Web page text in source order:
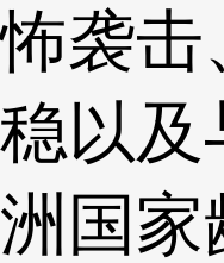
怖袭击
稳以及
洲国家